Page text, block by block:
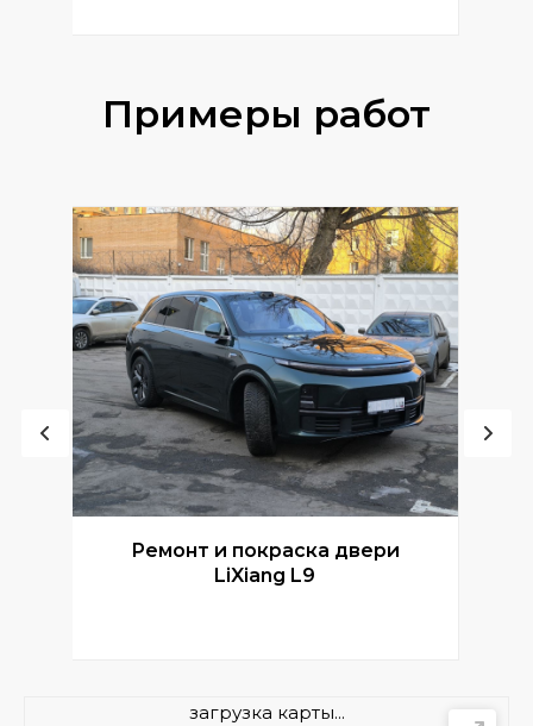
Примеры работ
Ремонт и покраска двери
LiXiang L9
загрузка карты...